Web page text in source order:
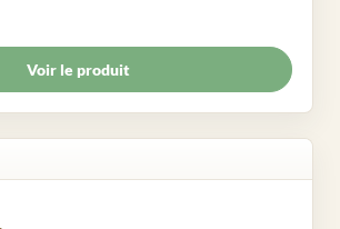
Voir le produit